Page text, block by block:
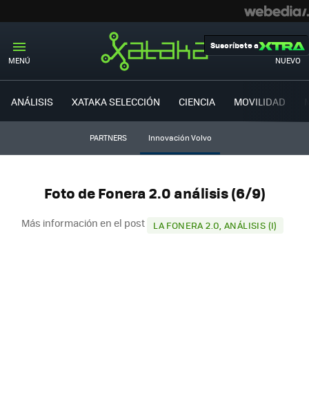
MENÚ NUEVO
Suscríbete a
ANÁLISIS XATAKA SELECCIÓN CIENCIA MOVILIDAD
PARTNERS Innovación Volvo
Foto de Fonera 2.0 análisis (6/9)
Más información en el post LA FONERA 2.0, ANÁLISIS (I)